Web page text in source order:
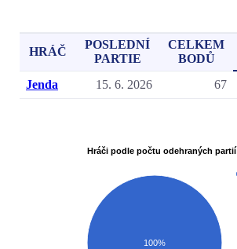
HRÁČ
POSLEDNÍ
PARTIE
CELKEM
BODŮ
Jenda
15. 6. 2026 67
Hráči podle počtu odehraných partií
100%